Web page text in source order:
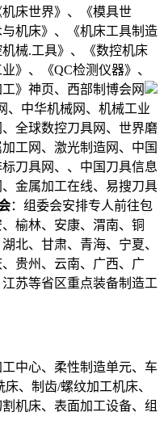
床世界》、《模具世
机床》、《机床工具制造
械.工具》、《数控机床
》、《QC检测仪器》、
》神页、西部制博会网
、中华机械网、机械工业
全球数控刀具网、世界磨
工网、激光制造网、中国
刀具网、、中国刀具信息
金属加工在线、易搜刀具
：组委会安排专人前往包
榆林、安康、渭南、铜
北、甘肃、青海、宁夏、
贵州、云南、广西、广
苏等省区重点装备制造工
中心、柔性制造单元、车
、制齿/螺纹加工机床、
机床、表面加工设备、组